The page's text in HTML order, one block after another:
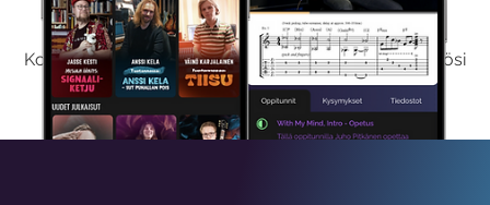
Kokeile Ilmaiseksi
Kokeilemalla ilmaiseksi saat koko sisältömme käyttöösi
viikon ajaksi.